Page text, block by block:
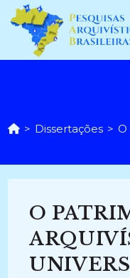
para
conteúdo
> Dissertações > O
O